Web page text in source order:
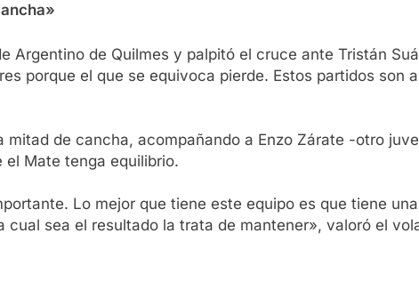
Argentino de Quilmes y palpitó el cruce ante Tristán
porque el que se equivoca pierde. Estos partidos son
de cancha, acompañando a Enzo Zárate -otro
el Mate tenga equilibrio.
Lo mejor que tiene este equipo es que tiene
cual sea el resultado la trata de mantener», valoró el